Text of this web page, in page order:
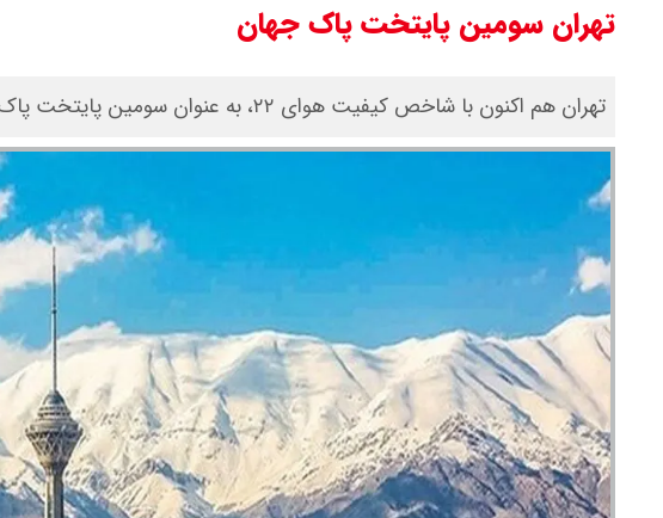
تهران سومین پایتخت پاک جهان
تهران هم اکنون با شاخص کیفیت هوای ۲۲، به عنوان سومین پایتخت پاک جهان معرفی شد.